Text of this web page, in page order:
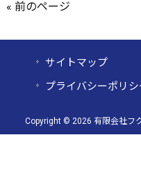
« 前のページ
サイトマップ
プライバシーポリシ
Copyright © 2026 有限会社フ